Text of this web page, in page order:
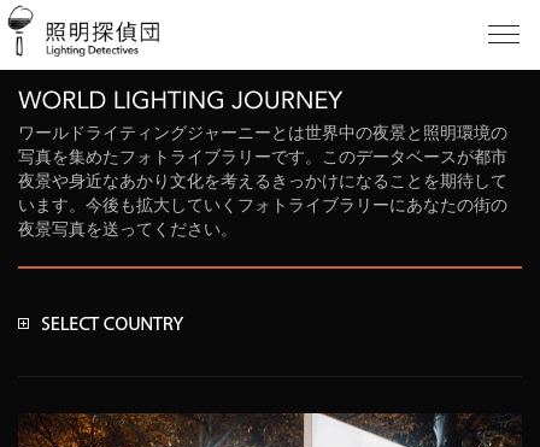
ワールドライティングジャーニーとは世界中の夜景と照明環境の
写真を集めたフォトライブラリーです。このデータベースが都市
夜景や身近なあかり文化を考えるきっかけになることを期待して
います。今後も拡大していくフォトライブラリーにあなたの街の
夜景写真を送ってください。